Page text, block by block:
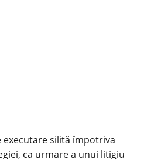
silită împotriva
ca urmare a unui litigiu